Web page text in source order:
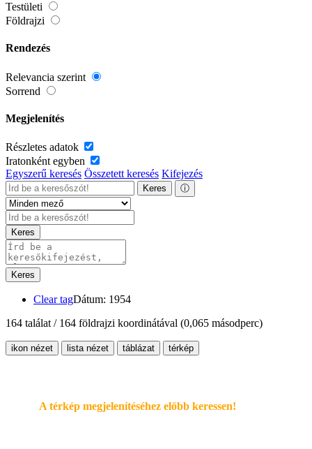
Testületi
Földrajzi
Rendezés
Relevancia szerint
Sorrend
Megjelenítés
Részletes adatok
Iratonként egyben
Egyszerű keresés Összetett keresés Kifejezés
Keres ⓘ
Keres
Keres
Clear tagDátum: 1954
164 találat / 164 földrajzi koordinátával (0,065 másodperc)
ikon nézet lista nézet táblázat térkép
A térkép megjelenítéséhez elöbb keressen!